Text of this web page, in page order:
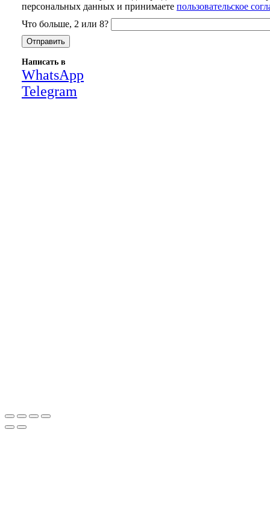
персональных данных и принимаете пользовательское
Что больше, 2 или 8?
Написать в
WhatsApp
Telegram